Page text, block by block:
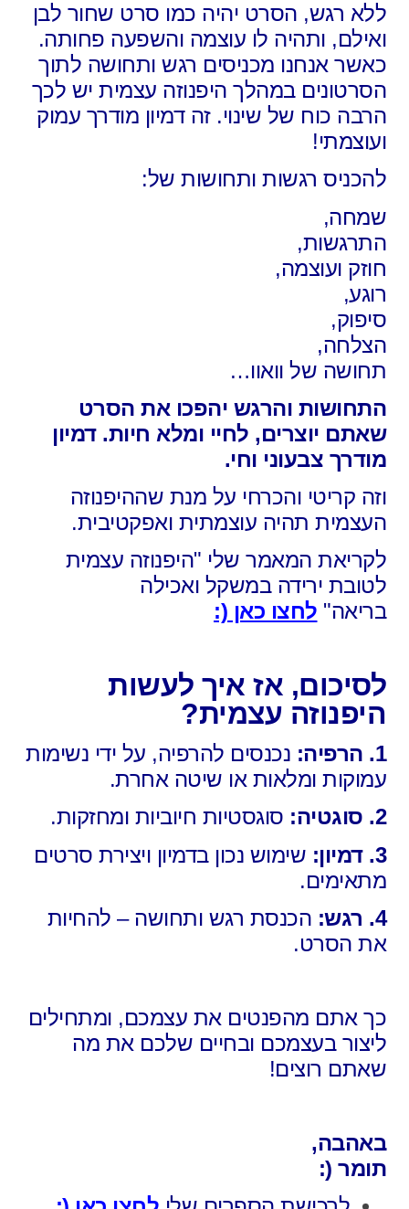
ללא רגש, הסרט יהיה כמו סרט שחור לבן
ואילם, ותהיה לו עוצמה והשפעה פחותה.
כאשר אנחנו מכניסים רגש ותחושה לתוך
הסרטונים במהלך היפנוזה עצמית יש לכך
הרבה כוח של שינוי. זה דמיון מודרך עמוק
ועוצמתי!
להכניס רגשות ותחושות של:
שמחה,
התרגשות,
חוזק ועוצמה,
רוגע,
סיפוק,
הצלחה,
תחושה של וואוו…
התחושות והרגש יהפכו את הסרט
שאתם יוצרים, לחיי ומלא חיות. דמיון
מודרך צבעוני וחי.
וזה קריטי והכרחי על מנת שההיפנוזה
העצמית תהיה עוצמתית ואפקטיבית.
לקריאת המאמר שלי "היפנוזה עצמית
לטובת ירידה במשקל ואכילה
בריאה" לחצו כאן (:
לסיכום, אז איך לעשות
היפנוזה עצמית?
1. הרפיה:
נכנסים להרפיה, על ידי נשימות
עמוקות ומלאות או שיטה אחרת.
2. סוגטיה:
סוגסטיות חיוביות ומחזקות.
3. דמיון:
שימוש נכון בדמיון ויצירת סרטים
מתאימים.
4. רגש:
הכנסת רגש ותחושה – להחיות
את הסרט.
כך אתם מהפנטים את עצמכם, ומתחילים
ליצור בעצמכם ובחיים שלכם את מה
שאתם רוצים!
באהבה,
תומר (: